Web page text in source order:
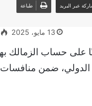
13 مايو، 2025
على حساب الزمالك
الدولي، ضمن
عبر البريد طباعة